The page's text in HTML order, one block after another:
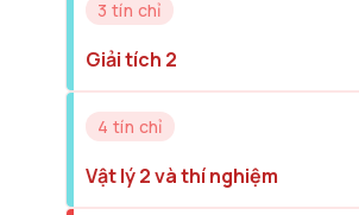
3 tín chỉ
Giải tích 2
4 tín chỉ
Vật lý 2 và thí nghiệm